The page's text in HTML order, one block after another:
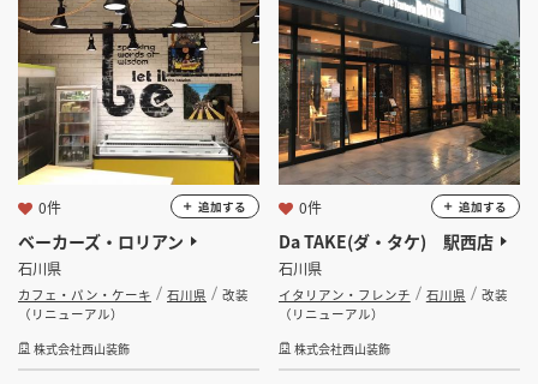
ベーカーズ・ロリアン
石川県
カフェ・パン・ケーキ 石川県
改装
（リニューアル）
株式会社西山装飾
0件 追加する
Da TAKE(ダ・タケ) 駅西店
石川県
イタリアン・フレンチ 石川県
改装
（リニューアル）
株式会社西山装飾
0件 追加する